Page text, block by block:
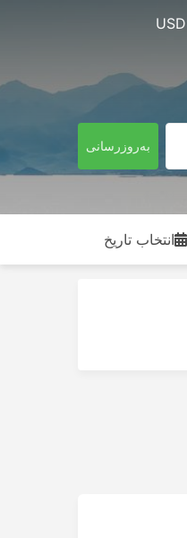
به‌روزرسانی
انتخاب تاریخ